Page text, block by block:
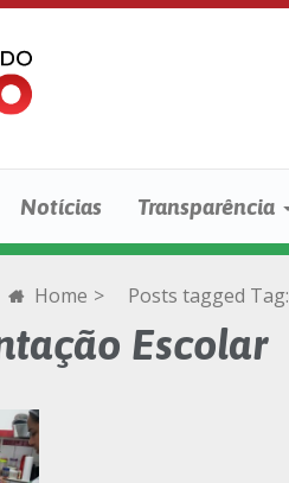
Notícias Transparência
Home > Posts tagged Tag:
Escolar